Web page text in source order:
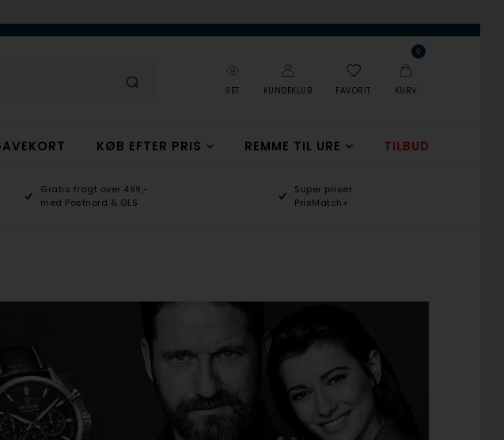
SET KUNDEKLUB FAVORIT
0
KURV
KØB EFTER PRIS REMME TIL URE TILBUD
Gratis fragt over 499,-
med Postnord & GLS
Super priser
PrisMatch+